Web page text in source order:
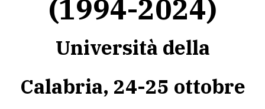
(1994-2024)
Università della
Calabria, 24-25 ottobre